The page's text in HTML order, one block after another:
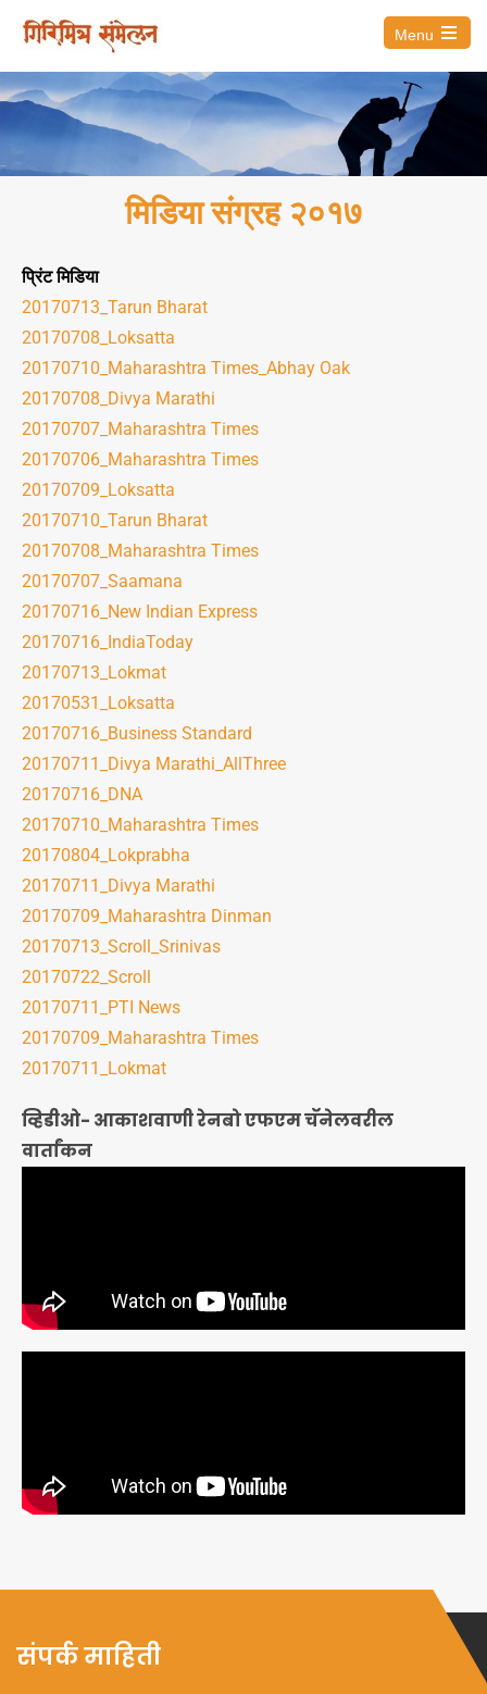
Menu
मिडिया संग्रह २०१७
प्रिंट मिडिया
20170713_Tarun Bharat
20170708_Loksatta
20170710_Maharashtra Times_Abhay Oak
20170708_Divya Marathi
20170707_Maharashtra Times
20170706_Maharashtra Times
20170709_Loksatta
20170710_Tarun Bharat
20170708_Maharashtra Times
20170707_Saamana
20170716_New Indian Express
20170716_IndiaToday
20170713_Lokmat
20170531_Loksatta
20170716_Business Standard
20170711_Divya Marathi_AllThree
20170716_DNA
20170710_Maharashtra Times
20170804_Lokprabha
20170711_Divya Marathi
20170709_Maharashtra Dinman
20170713_Scroll_Srinivas
20170722_Scroll
20170711_PTI News
20170709_Maharashtra Times
20170711_Lokmat
व्हिडीओ- आकाशवाणी रेनबो एफएम चॅनेलवरील
वार्तांकन
संपर्क माहिती